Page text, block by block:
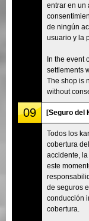
entrar en un
de ningún
usuario y la
In the event
settlements
The shop is
without
09 [Seguro del
Todos los
cobertura
accidente,
este
de seguros
conducción
cobertura.